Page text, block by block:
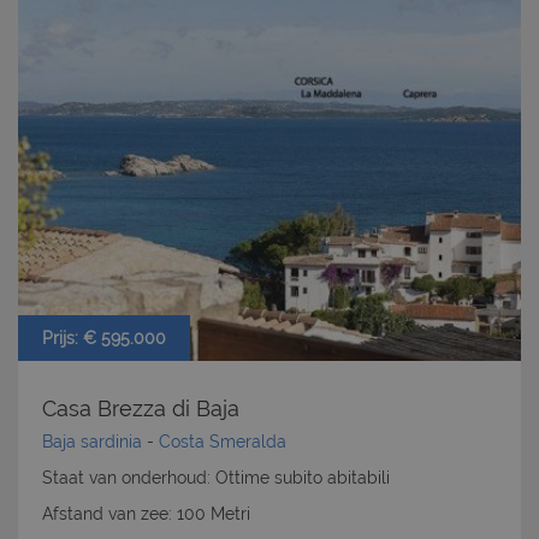
Prijs: € 595.000
Casa Brezza di Baja
Baja sardinia - Costa Smeralda
Staat van onderhoud: Ottime subito abitabili
Afstand van zee: 100 Metri
www.latuacasainsardegna.com